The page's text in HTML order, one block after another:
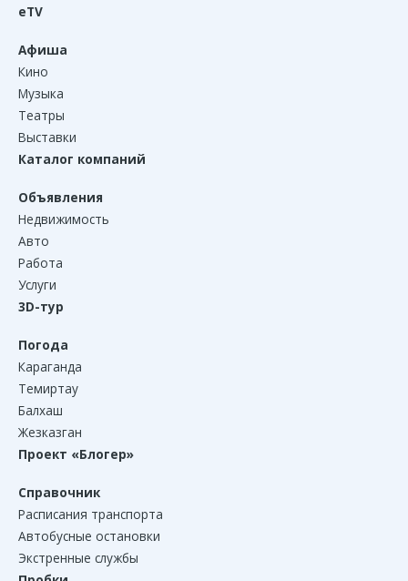
eTV
Афиша
Кино
Музыка
Театры
Выставки
Каталог компаний
Объявления
Недвижимость
Авто
Работа
Услуги
3D-тур
Погода
Караганда
Темиртау
Балхаш
Жезказган
Проект «Блогер»
Справочник
Расписания транспорта
Автобусные остановки
Экстренные службы